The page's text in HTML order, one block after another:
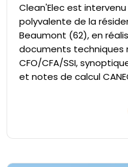
Clean'Elec est
polyvalente de la
Beaumont (62), en
documents techniques
CFO/CFA/SSI,
et notes de calcul